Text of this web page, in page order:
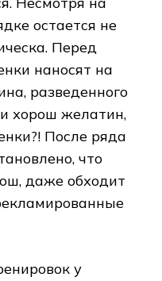
остается не
Перед
наносят на
разведенного
хорош желатин,
После ряда
что
даже обходит
у